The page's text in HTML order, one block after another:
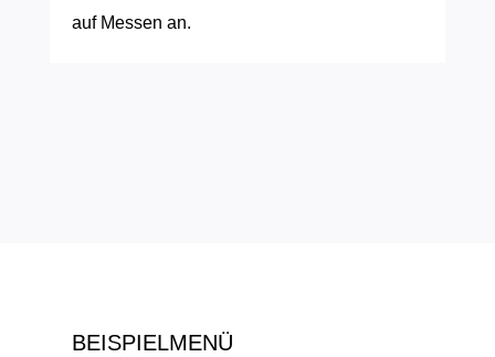
auf Messen an.
BEISPIELMENÜ